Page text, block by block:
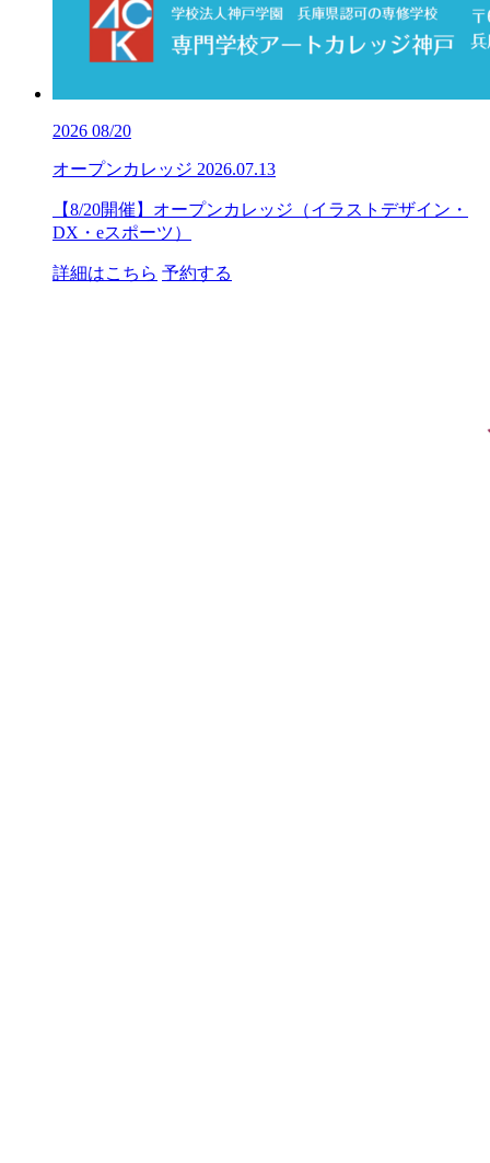
2026 08/20
オープンカレッジ 2026.07.13
【8/20開催】オープンカレッジ（イラストデザイン・
DX・eスポーツ）
詳細はこちら 予約する